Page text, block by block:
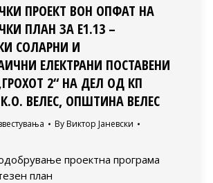
ПРОЕКТ ВОН ОПФАТ НА
ПЛАН ЗА Е1.13 –
СОЛАРНИ И
ЕЛЕКТРАНИ ПОСТАВЕНИ
2“ НА ДЕЛ ОД КП
К.О. ВЕЛЕС, ОПШТИНА ВЕЛЕС
By Виктор Јаневски
проектна програма
план